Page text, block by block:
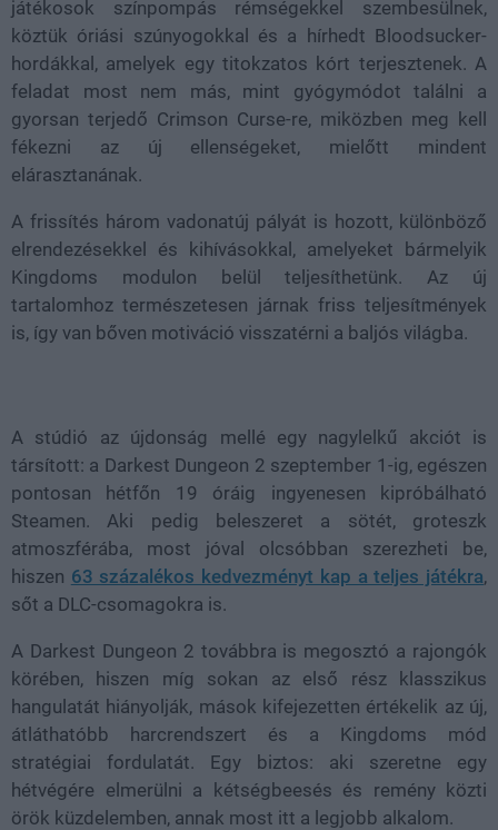
játékosok színpompás rémségekkel szembesülnek,
köztük óriási szúnyogokkal és a hírhedt Bloodsucker-
hordákkal, amelyek egy titokzatos kórt terjesztenek. A
feladat most nem más, mint gyógymódot találni a
gyorsan terjedő Crimson Curse-re, miközben meg kell
fékezni az új ellenségeket, mielőtt mindent
elárasztanának.
A frissítés három vadonatúj pályát is hozott, különböző
elrendezésekkel és kihívásokkal, amelyeket bármelyik
Kingdoms modulon belül teljesíthetünk. Az új
tartalomhoz természetesen járnak friss teljesítmények
is, így van bőven motiváció visszatérni a baljós világba.
A stúdió az újdonság mellé egy nagylelkű akciót is
társított: a Darkest Dungeon 2 szeptember 1-ig, egészen
pontosan hétfőn 19 óráig ingyenesen kipróbálható
Steamen. Aki pedig beleszeret a sötét, groteszk
atmoszférába, most jóval olcsóbban szerezheti be,
hiszen 63 százalékos kedvezményt kap a teljes játékra,
sőt a DLC-csomagokra is.
A Darkest Dungeon 2 továbbra is megosztó a rajongók
körében, hiszen míg sokan az első rész klasszikus
hangulatát hiányolják, mások kifejezetten értékelik az új,
átláthatóbb harcrendszert és a Kingdoms mód
stratégiai fordulatát. Egy biztos: aki szeretne egy
hétvégére elmerülni a kétségbeesés és remény közti
örök küzdelemben, annak most itt a legjobb alkalom.